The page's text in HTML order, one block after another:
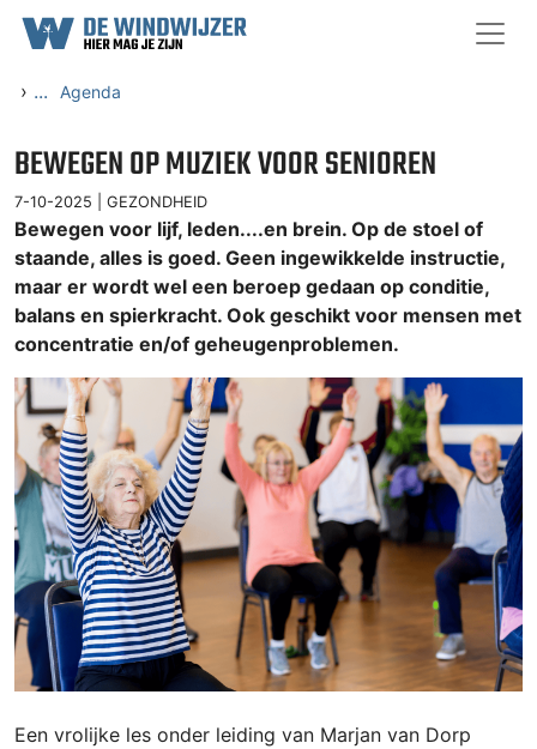
Ga naar content
› ... Agenda
BEWEGEN OP MUZIEK VOOR SENIOREN
7-10-2025 | GEZONDHEID
Bewegen voor lijf, leden....en brein. Op de stoel of
staande, alles is goed. Geen ingewikkelde instructie,
maar er wordt wel een beroep gedaan op conditie,
balans en spierkracht. Ook geschikt voor mensen met
concentratie en/of geheugenproblemen.
Een vrolijke les onder leiding van Marjan van Dorp